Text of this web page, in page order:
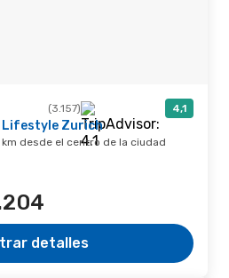
(3.157) 4,1
Lifestyle Zurich
desde el centro de la ciudad
detalles